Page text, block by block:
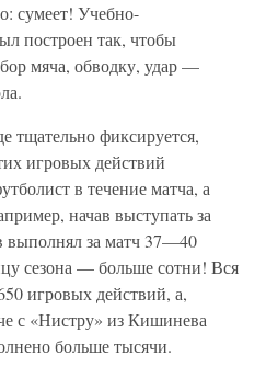
сумеет! Учебно-
построен так, чтобы
мяча, обводку, удар —
тщательно фиксируется,
игровых действий
в течение матча, а
начав выступать за
выполнял за матч 37—40
сезона — больше сотни! Вся
игровых действий, а,
с «Нистру» из Кишинева
больше тысячи.